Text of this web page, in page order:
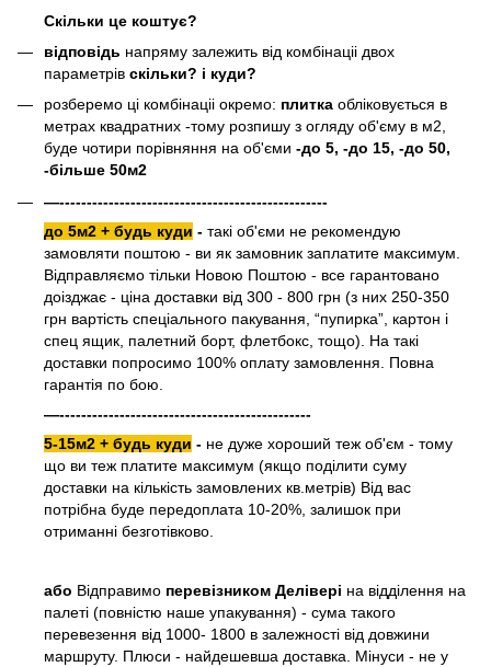
Скільки це коштує?
відповідь напряму залежить від комбінаціі двох
параметрів скільки? і куди?
розберемо ці комбінаціі окремо: плитка обліковується в
метрах квадратних -тому розпишу з огляду об'єму в м2,
буде чотири порівняння на об'єми -до 5, -до 15, -до 50,
-більше 50м2
—-------------------------------------------------
до 5м2 + будь куди - такі об'єми не рекомендую
замовляти поштою - ви як замовник заплатите максимум.
Відправляємо тільки Новою Поштою - все гарантовано
доізджає - ціна доставки від 300 - 800 грн (з них 250-350
грн вартість спеціального пакування, “пупирка”, картон і
спец ящик, палетний борт, флетбокс, тощо). На такі
доставки попросимо 100% оплату замовлення. Повна
гарантія по бою.
—----------------------------------------------
5-15м2 + будь куди - не дуже хороший теж об'єм - тому
що ви теж платите максимум (якщо поділити суму
доставки на кількість замовлених кв.метрів) Від вас
потрібна буде передоплата 10-20%, залишок при
отриманні безготівково.
або Відправимо перевізником Делівері на відділення на
палеті (повністю наше упакування) - сума такого
перевезення від 1000- 1800 в залежності від довжини
маршруту. Плюси - найдешевша доставка. Мінуси - не у